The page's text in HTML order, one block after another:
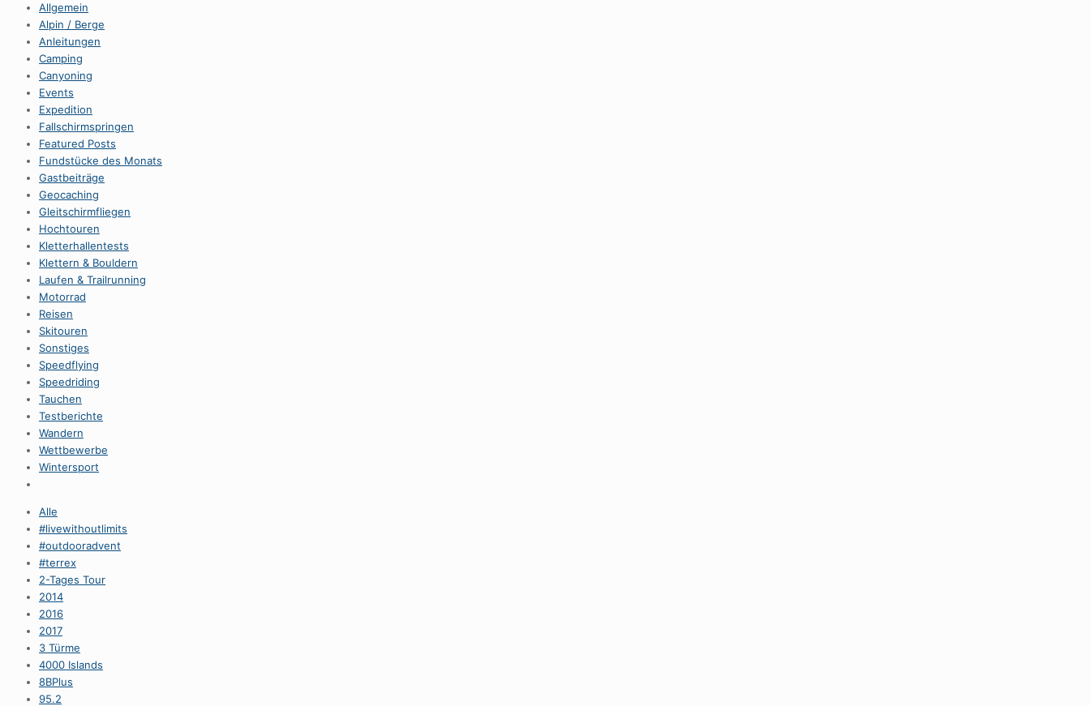
Allgemein
Alpin / Berge
Anleitungen
Camping
Canyoning
Events
Expedition
Fallschirmspringen
Featured Posts
Fundstücke des Monats
Gastbeiträge
Geocaching
Gleitschirmfliegen
Hochtouren
Kletterhallentests
Klettern & Bouldern
Laufen & Trailrunning
Motorrad
Reisen
Skitouren
Sonstiges
Speedflying
Speedriding
Tauchen
Testberichte
Wandern
Wettbewerbe
Wintersport
Alle
#livewithoutlimits
#outdooradvent
#terrex
2-Tages Tour
2014
2016
2017
3 Türme
4000 Islands
8BPlus
95.2